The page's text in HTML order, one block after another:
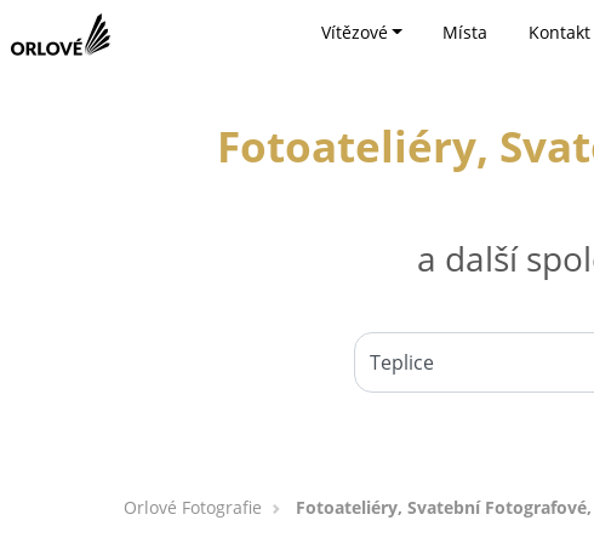
Vítězové Místa Kontakt
Fotoateliéry,
a další
Orlové Fotografie Fotoateliéry, Svatební